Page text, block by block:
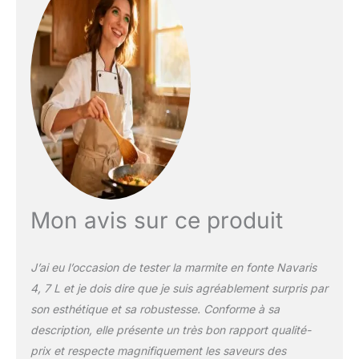
table du petit-déjeuner.
Croûte comme chez le
boulanger – Le couvercle
garde la vapeur et la
chaleur dans la cocotte
pour une levée régulière
et une croûte
croustillante. Avec panier
de fermentation et sac à
et crée un beau motif.
Après la cuisson, le sac
Entretien simple et
durable – La cocotte en
fonte avec surface
antiadhésive naturelle
Mon avis sur ce produit
J’ai eu l’occasion de tester la marmite en fonte Navaris
4, 7 L et je dois dire que je suis agréablement surpris par
son esthétique et sa robustesse. Conforme à sa
description, elle présente un très bon rapport qualité-
prix et respecte magnifiquement les saveurs des